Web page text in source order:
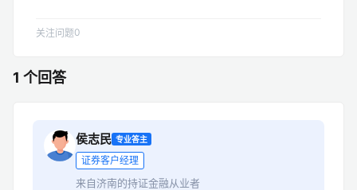
关注问题0
1 个回答
侯志民 专业答主
证券客户经理
来自济南的持证金融从业者